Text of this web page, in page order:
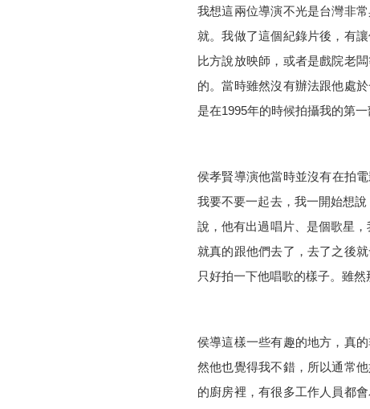
我想這兩位導演不光是台灣非
就。我做了這個紀錄片後，有
比方說放映師，或者是戲院老
的。當時雖然沒有辦法跟他處
是在1995年的時候拍攝我的第
侯孝賢導演他當時並沒有在拍
我要不要一起去，我一開始想
說，他有出過唱片、是個歌星
就真的跟他們去了，去了之後
只好拍一下他唱歌的樣子。雖
侯導這樣一些有趣的地方，真
然他也覺得我不錯，所以通常
的廚房裡，有很多工作人員都